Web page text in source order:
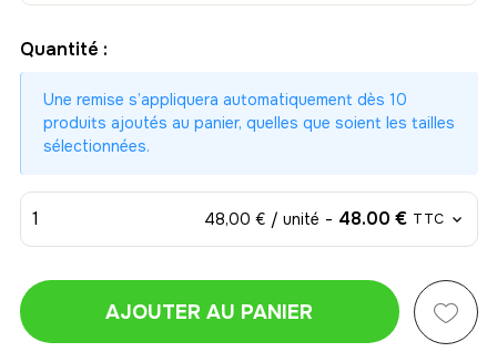
Quantité :
Une remise s’appliquera automatiquement dès 10
produits ajoutés au panier, quelles que soient les tailles
sélectionnées.
1 48,00 € / unité - 48.00 € TTC
1
AJOUTER AU PANIER